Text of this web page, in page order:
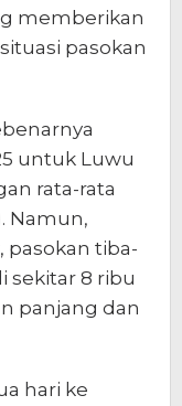
memberikan
pasokan
untuk Luwu
rata-rata
Namun,
pasokan tiba-
sekitar 8 ribu
panjang dan
hari ke